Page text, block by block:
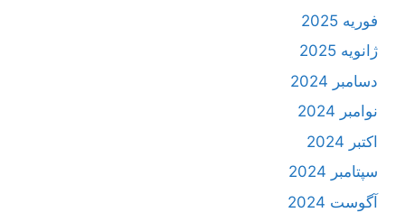
فوریه 2025
ژانویه 2025
دسامبر 2024
نوامبر 2024
اکتبر 2024
سپتامبر 2024
آگوست 2024